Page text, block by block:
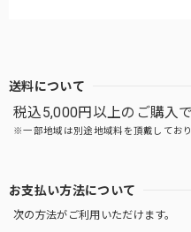
送料について
税込5,000円以上のご購入で
※一部地域は別途地域料を頂戴してお
お支払い方法について
次の方法がご利用いただけます。